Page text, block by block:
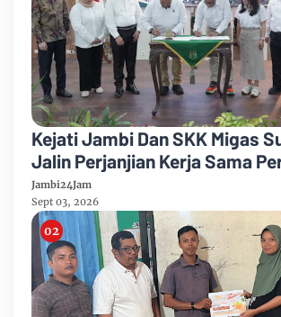
Kejati Jambi Dan SKK Migas
Jalin Perjanjian Kerja Sama
Kepastian Hukum
Jambi24Jam
Sept 03, 2026